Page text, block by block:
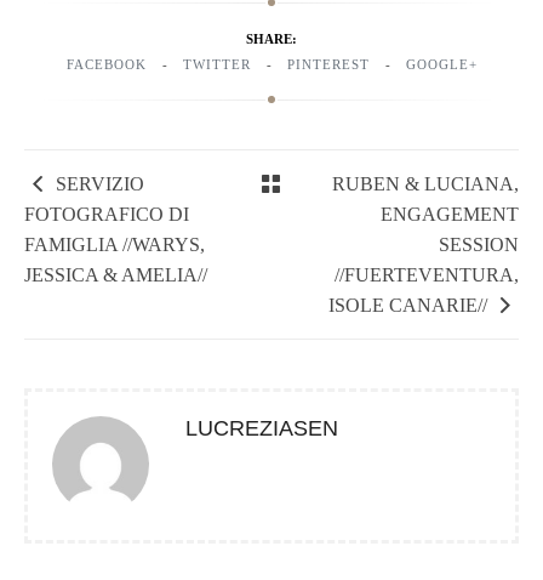
SHARE:
FACEBOOK
TWITTER PINTEREST GOOGLE+
SERVIZIO
FOTOGRAFICO DI
FAMIGLIA //WARYS,
JESSICA & AMELIA//
RUBEN & LUCIANA,
ENGAGEMENT
SESSION
//FUERTEVENTURA,
ISOLE CANARIE//
LUCREZIASEN